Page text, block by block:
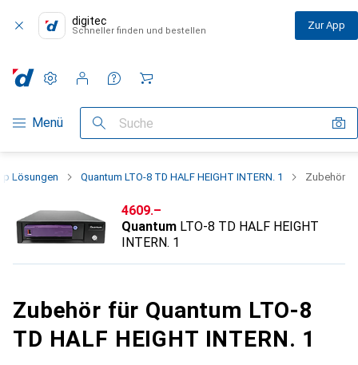
digitec
Schneller finden und bestellen Zur App
Navigation nach Kategorien
Menü Suche
Einstellungen
Kundenkonto
Vergleichslisten
Merklisten
Warenkorb
Lösungen Quantum LTO-8 TD HALF HEIGHT INTERN. 1 Zubehör
CHF
4609.–
Quantum LTO-8 TD HALF HEIGHT
INTERN. 1
Zubehör für Quantum LTO-8
TD HALF HEIGHT INTERN. 1